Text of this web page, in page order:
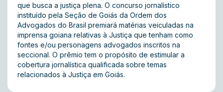
que busca a justiça plena. O concurso jornalístico
instituído pela Seção de Goiás da Ordem dos
Advogados do Brasil premiará matérias veiculadas na
imprensa goiana relativas à Justiça que tenham como
fontes e/ou personagens advogados inscritos na
seccional. O prêmio tem o propósito de estimular a
cobertura jornalística qualificada sobre temas
relacionados à Justiça em Goiás.